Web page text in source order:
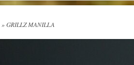
» GRILLZ MANILLA